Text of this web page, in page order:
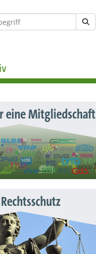
eine Mitgliedschaft